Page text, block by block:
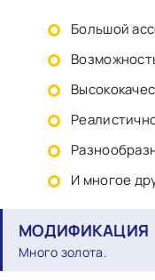
Большой
И многое
МОДИФИКАЦИЯ
Много золота.